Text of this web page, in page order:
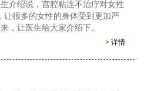
绍说，宫腔粘连不治疗对女性
让很多的女性的身体受到更加严
，让医生给大家介绍下。
> 详情